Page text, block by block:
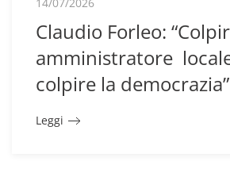
Claudio Forleo:
amministratore
colpire la
Leggi